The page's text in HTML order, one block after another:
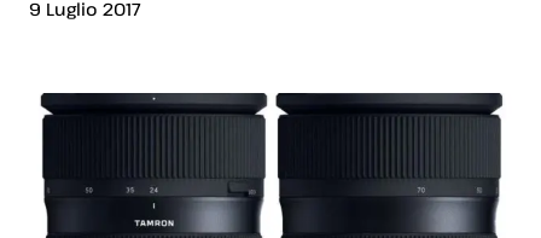
9 Luglio 2017